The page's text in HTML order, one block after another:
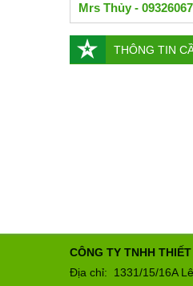
Mrs Thủy -
THÔNG TIN
CÔNG TY TNHH
Địa chỉ: 1331/15/16A